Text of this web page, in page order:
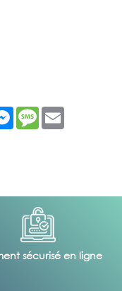
MessengerMessage
sécurisé en ligne